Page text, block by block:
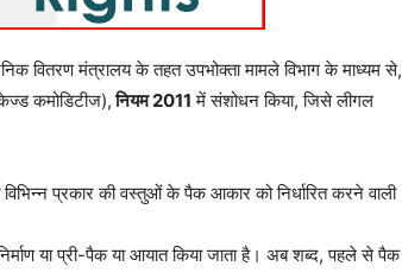
वितरण मंत्रालय के तहत उपभोक्ता मामले विभाग के माध्यम से,
कमोडिटीज),नियम 2011 में संशोधन किया, जिसे लीगल
प्रकार की वस्तुओं के पैक आकार को निर्धारित करने वाली
या प्री-पैक या आयात किया जाता है। अब शब्द, पहले से पैक